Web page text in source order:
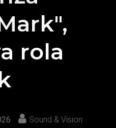
rola
Sound & Vision